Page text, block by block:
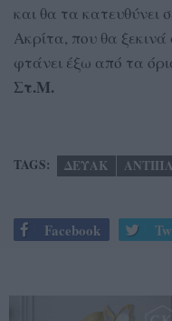
και θα τα κατευθύνει
Ακρίτα, που θα
φτάνει έξω από τα
Στ.Μ.
TAGS: ΔΕΥΑΚ
Facebook